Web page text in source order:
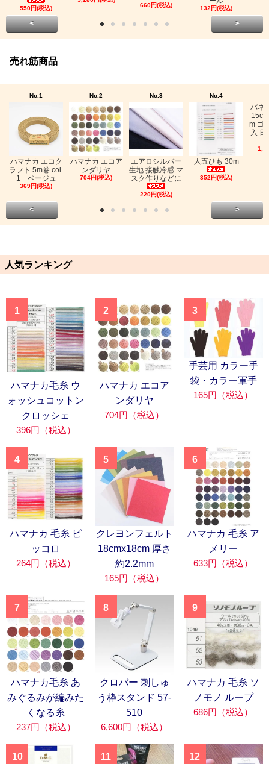
550円(税込)
660円(税込)
132円(税込)
< >
売れ筋商品
No.1
ハマナカ エコク
ラフト 5m巻 col.
1 ベージュ
369円(税込)
No.2
ハマナカ エコア
ンダリヤ
704円(税込)
No.3
エアロシルバー
生地 接触冷感 マ
スク作りなどに
220円(税込)
No.4
人五ひも 30m
352円(税込)
バネ
m ゴ
入
< >
人気ランキング
1
ハマナカ毛糸 ウ
ォッシュコットン
クロッシェ
396円（税込）
2
ハマナカ エコア
ンダリヤ
704円（税込）
3
手芸用 カラー手
袋・カラー軍手
165円（税込）
4
ハマナカ 毛糸 ピ
ッコロ
264円（税込）
5
クレヨンフェルト
18cmx18cm 厚さ
約2.2mm
165円（税込）
6
ハマナカ 毛糸 ア
メリー
633円（税込）
7
ハマナカ毛糸 あ
みぐるみが編みた
くなる糸
237円（税込）
8
クロバー 刺しゅ
う枠スタンド 57-
510
6,600円（税込）
9
ハマナカ 毛糸 ソ
ノモノ ループ
686円（税込）
10 11 12